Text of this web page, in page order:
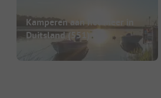
Kamperen aan het meer in
Duitsland(551)